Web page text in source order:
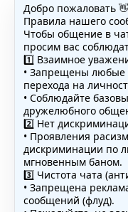
Добро пожаловать 👋
Правила нашего
Чтобы общение в
просим вас
1️⃣ Взаимное
• Запрещены любые
перехода на
• Соблюдайте
дружелюбного
2️⃣ Нет
• Проявления
дискриминации по
мгновенным баном.
3️⃣ Чистота чата
• Запрещена
сообщений (флуд).